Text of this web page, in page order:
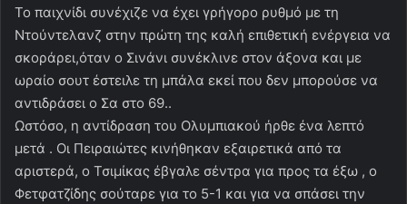
To παιχνίδι συνέχιζε να έχει γρήγορο ρυθμό με τη
Ντούντελανζ στην πρώτη της καλή επιθετική ενέργεια να
σκοράρει,όταν ο Σινάνι συνέκλινε στον άξονα και με
ωραίο σουτ έστειλε τη μπάλα εκεί που δεν μπορούσε να
αντιδράσει ο Σα στο 69..
Ωστόσο, η αντίδραση του Ολυμπιακού ήρθε ένα λεπτό
μετά . Οι Πειραιώτες κινήθηκαν εξαιρετικά από τα
αριστερά, ο Τσιμίκας έβγαλε σέντρα για προς τα έξω , ο
Φετφατζίδης σούταρε για το 5-1 και για να σπάσει την